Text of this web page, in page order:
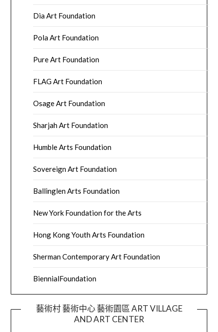
Dia Art Foundation
Pola Art Foundation
Pure Art Foundation
FLAG Art Foundation
Osage Art Foundation
Sharjah Art Foundation
Humble Arts Foundation
Sovereign Art Foundation
Ballinglen Arts Foundation
New York Foundation for the Arts
Hong Kong Youth Arts Foundation
Sherman Contemporary Art Foundation
BiennialFoundation
藝術村 藝術中心 藝術園區 ART VILLAGE
AND ART CENTER